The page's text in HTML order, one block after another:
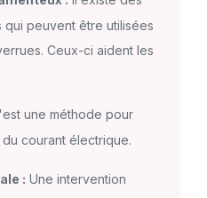
peuvent être utilisées
Ceux-ci aident les
une méthode pour
courant électrique.
: Une intervention